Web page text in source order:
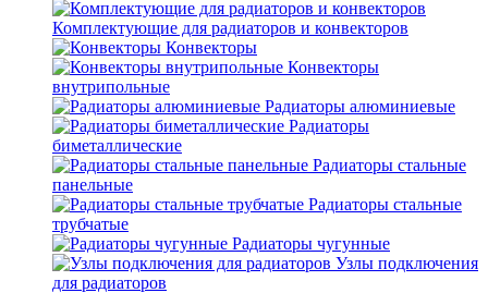
Комплектующие для радиаторов и конвекторов
Конвекторы
Конвекторы
внутрипольные
Радиаторы алюминиевые
Радиаторы
биметаллические
Радиаторы стальные
панельные
Радиаторы стальные
трубчатые
Радиаторы чугунные
Узлы подключения
для радиаторов